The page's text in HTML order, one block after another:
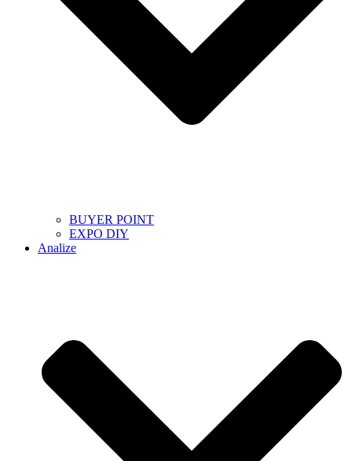
BUYER POINT
EXPO DIY
Analize